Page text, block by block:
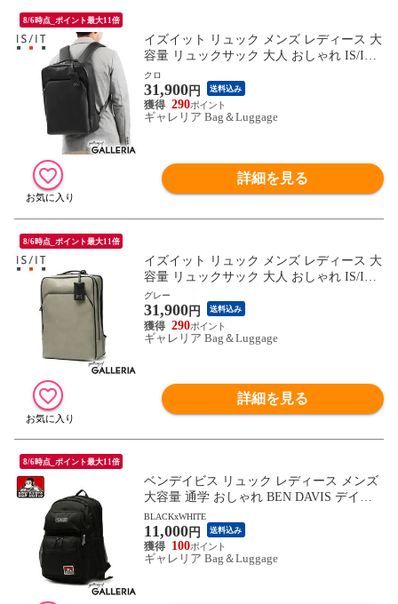
8/6時点_ポイント最大11倍
イズイット リュック メンズ レディース 大
容量 リュックサック 大人 おしゃれ IS/IT
通勤 軽量 撥水 A4 PC 15インチ 2層 ビジネ
スリュック スクエア ポーチ エコバッグ付
き マイナビ コラボ 975712
クロ
31,900円 送料込み
290
ギャレリア Bag＆Luggage
詳細を見る
8/6時点_ポイント最大11倍
イズイット リュック メンズ レディース 大
容量 リュックサック 大人 おしゃれ IS/IT
通勤 軽量 撥水 A4 PC 15インチ 2層 ビジネ
スリュック スクエア ポーチ エコバッグ付
き マイナビ コラボ 975712
グレー
31,900円 送料込み
290
ギャレリア Bag＆Luggage
詳細を見る
8/6時点_ポイント最大11倍
ベンデイビス リュック レディース メンズ
大容量 通学 おしゃれ BEN DAVIS デイパ
ック リュックサック ブランド 女子 男子
かわいい カジュアル 撥水 A4 B4 31L PC 2
層 CLASS DAYPACK BDW-8306
BLACKxWHITE
11,000円 送料込み
100
ギャレリア Bag＆Luggage